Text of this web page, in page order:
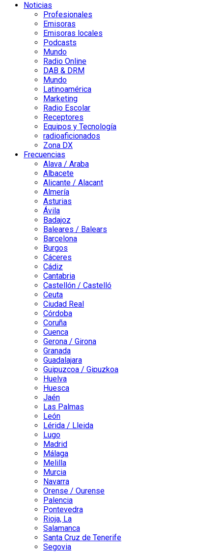
Noticias
Profesionales
Emisoras
Emisoras locales
Podcasts
Mundo
Radio Online
DAB & DRM
Mundo
Latinoamérica
Marketing
Radio Escolar
Receptores
Equipos y Tecnología
radioaficionados
Zona DX
Frecuencias
Alava / Araba
Albacete
Alicante / Alacant
Almería
Asturias
Ávila
Badajoz
Baleares / Balears
Barcelona
Burgos
Cáceres
Cádiz
Cantabria
Castellón / Castelló
Ceuta
Ciudad Real
Córdoba
Coruña
Cuenca
Gerona / Girona
Granada
Guadalajara
Guipuzcoa / Gipuzkoa
Huelva
Huesca
Jaén
Las Palmas
León
Lérida / Lleida
Lugo
Madrid
Málaga
Melilla
Murcia
Navarra
Orense / Ourense
Palencia
Pontevedra
Rioja, La
Salamanca
Santa Cruz de Tenerife
Segovia